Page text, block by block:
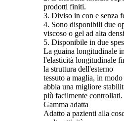
prodotti finiti.
3. Diviso in con e senza
4. Sono disponibili due
viscoso o gel ad alta
5. Disponibile in due
La guaina longitudinale
l'elasticità longitudinale
la struttura dell'esterno
tessuto a maglia, in
abbia una migliore
più facilmente controllati.
Gamma adatta
Adatto a pazienti alla